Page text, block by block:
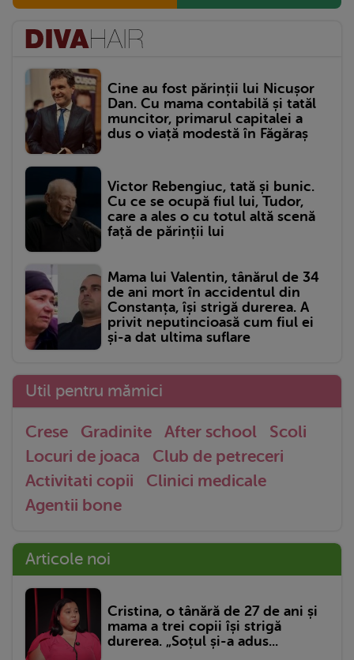
Cine au fost părinții lui Nicușor
Dan. Cu mama contabilă și tatăl
muncitor, primarul capitalei a
dus o viață modestă în Făgăraș
Victor Rebengiuc, tată și bunic.
Cu ce se ocupă fiul lui, Tudor,
care a ales o cu totul altă scenă
față de părinții lui
Mama lui Valentin, tânărul de 34
de ani mort în accidentul din
Constanța, își strigă durerea. A
privit neputincioasă cum fiul ei
și-a dat ultima suflare
Util pentru mămici
Crese Gradinite After school
Scoli
Locuri de joaca
Club de petreceri
Activitati copii
Clinici medicale
Agentii bone
Articole noi
Cristina, o tânără de 27 de ani și
mama a trei copii își strigă
durerea. „Soțul și-a adus...